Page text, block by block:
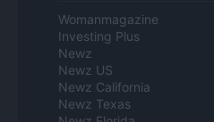
Womanmagazine
Investing Plus
Newz
Newz US
Newz California
Newz Texas